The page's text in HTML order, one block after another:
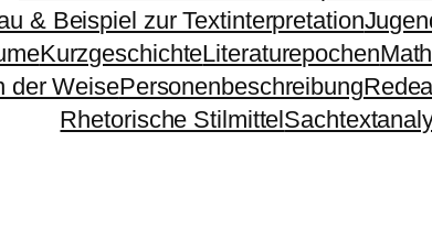
& Beispiel zur Textinterpretation
KurzgeschichteLiteraturepochen
der WeisePersonenbeschreibung
Rhetorische Stilmittel